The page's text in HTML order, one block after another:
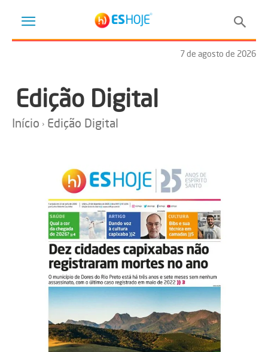
7 de agosto de 2026
Edição Digital
Início Edição Digital